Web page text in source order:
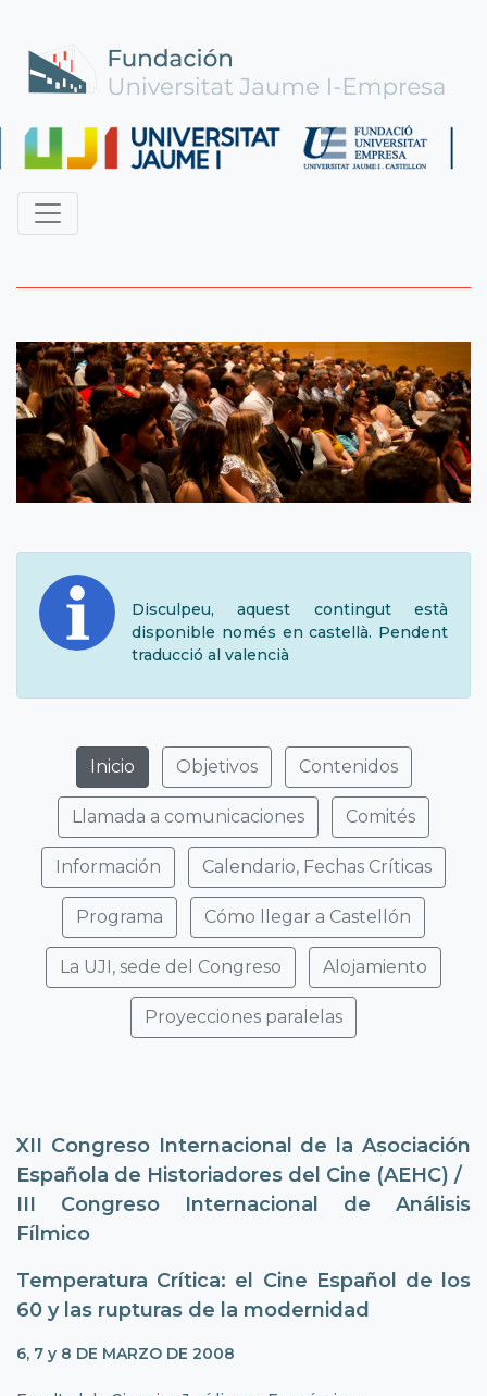
Disculpeu, aquest contingut està
disponible només en castellà. Pendent
traducció al valencià
Inicio Objetivos Contenidos
Llamada a comunicaciones Comités
Información Calendario, Fechas Críticas
Programa Cómo llegar a Castellón
La UJI, sede del Congreso Alojamiento
Proyecciones paralelas
XII Congreso Internacional de la Asociación
Española de Historiadores del Cine (AEHC) /
III Congreso Internacional de Análisis
Fílmico
Temperatura Crítica: el Cine Español de los
60 y las rupturas de la modernidad
6, 7 y 8 DE MARZO DE 2008